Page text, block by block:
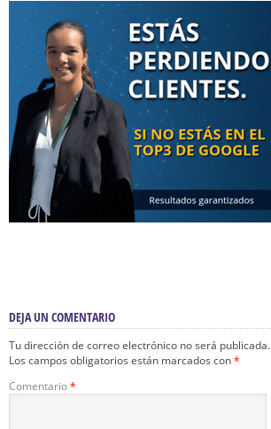
DEJA UN COMENTARIO
Tu dirección de correo electrónico no será publicada.
Los campos obligatorios están marcados con*
Comentario*